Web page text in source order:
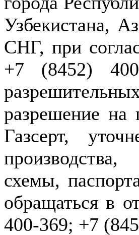
Узбекистана,
СНГ, при
+7 (8452)
разрешение на
Газсерт,
схемы,
обращаться в
400-369; +7